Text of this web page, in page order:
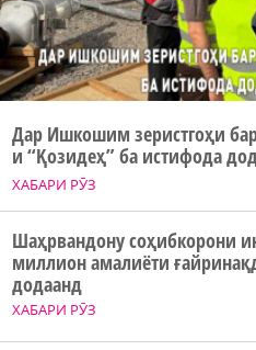
ХАБАРИ РӮЗ
Дар Ишкошим зеристгоҳи
и “Қозидеҳ” ба истифода
ХАБАРИ РӮЗ
Шаҳрвандону соҳибкорони
миллион амалиёти
додаанд